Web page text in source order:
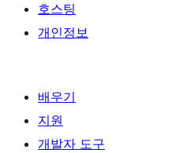
호스팅
개인정보
배우기
지원
개발자 도구